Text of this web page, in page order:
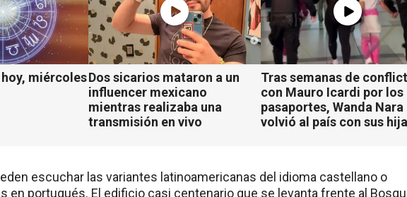
miércolesDos sicarios mataron a un
influencer mexicano
mientras realizaba una
transmisión en vivo
Tras semanas de
con Mauro Icardi por los
pasaportes, Wanda Nara
volvió al país con sus
escuchar las variantes latinoamericanas del idioma castellano o
en portugués. El edificio casi centenario que se levanta frente al